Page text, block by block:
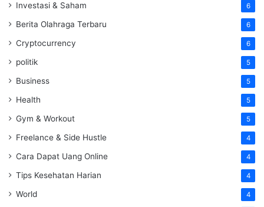
Investasi & Saham 6
Berita Olahraga Terbaru 6
Cryptocurrency 6
politik 5
Business 5
Health 5
Gym & Workout 5
Freelance & Side Hustle 4
Cara Dapat Uang Online 4
Tips Kesehatan Harian 4
World 4